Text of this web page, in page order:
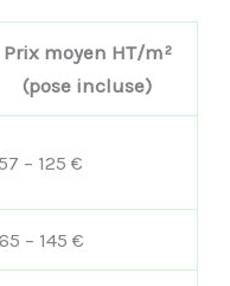
Prix moyen HT/m²
(pose incluse)
57 – 125 €
– 145 €